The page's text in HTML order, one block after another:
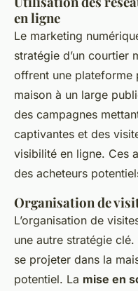
en ligne
Le marketing
stratégie d’un courtier
offrent une plateforme
maison à un large
des campagnes
captivantes et des
visibilité en ligne. Ces
des acheteurs
Organisation de
L’organisation de
une autre stratégie
se projeter dans la
potentiel. La mise en